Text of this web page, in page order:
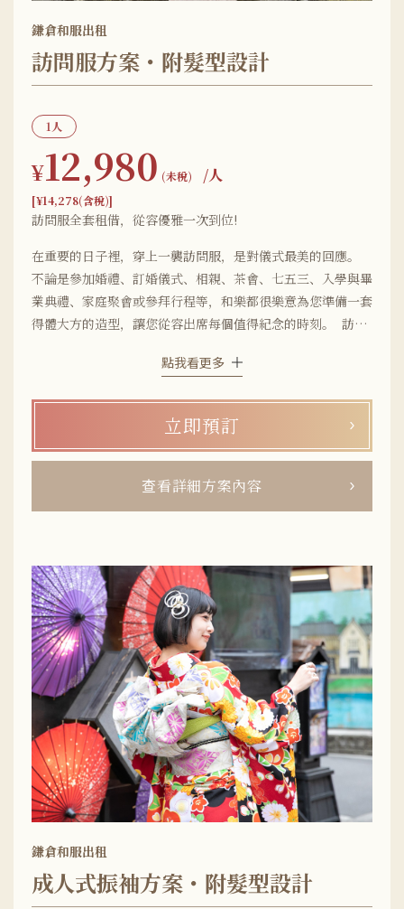
鎌倉和服出租
訪問服方案・附髮型設計
1人
¥12,980 (未稅) /人
[¥14,278(含稅)]
訪問服全套租借，從容優雅一次到位!
在重要的日子裡，穿上一襲訪問服，是對儀式最美的回應。
不論是參加婚禮、訂婚儀式、相親、茶會、七五三、入學與畢
業典禮、家庭聚會或參拜行程等，和樂都很樂意為您準備一套
得體大方的造型，讓您從容出席每個值得紀念的時刻。 訪問
選）+髮飾+隨身行李寄放」，您需要的東西我們都準備好
同樣價格。材質方面有輕盈好穿的化纖款式，也有質感出眾的
高級正絹材質等。從和樂鎌倉店到「鶴岡八幡宮」只要步行5
分鐘，鄰近多間婚禮會場與參拜景點，不管是前來參加七五
三、神社參拜還是參加婚禮都很方便。另外，週末與國定假日
點我看更多
立即預訂
查看詳細方案內容
鎌倉和服出租
成人式振袖方案・附髮型設計